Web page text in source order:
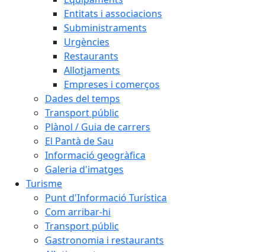
Entitats i associacions
Subministraments
Urgències
Restaurants
Allotjaments
Empreses i comerços
Dades del temps
Transport públic
Plànol / Guia de carrers
El Pantà de Sau
Informació geogràfica
Galeria d'imatges
Turisme
Punt d'Informació Turística
Com arribar-hi
Transport públic
Gastronomia i restaurants